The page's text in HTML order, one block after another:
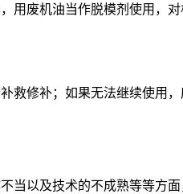
用废机油当作脱模剂使用，
救修补；如果无法继续使用
以及技术的不成熟等等方面